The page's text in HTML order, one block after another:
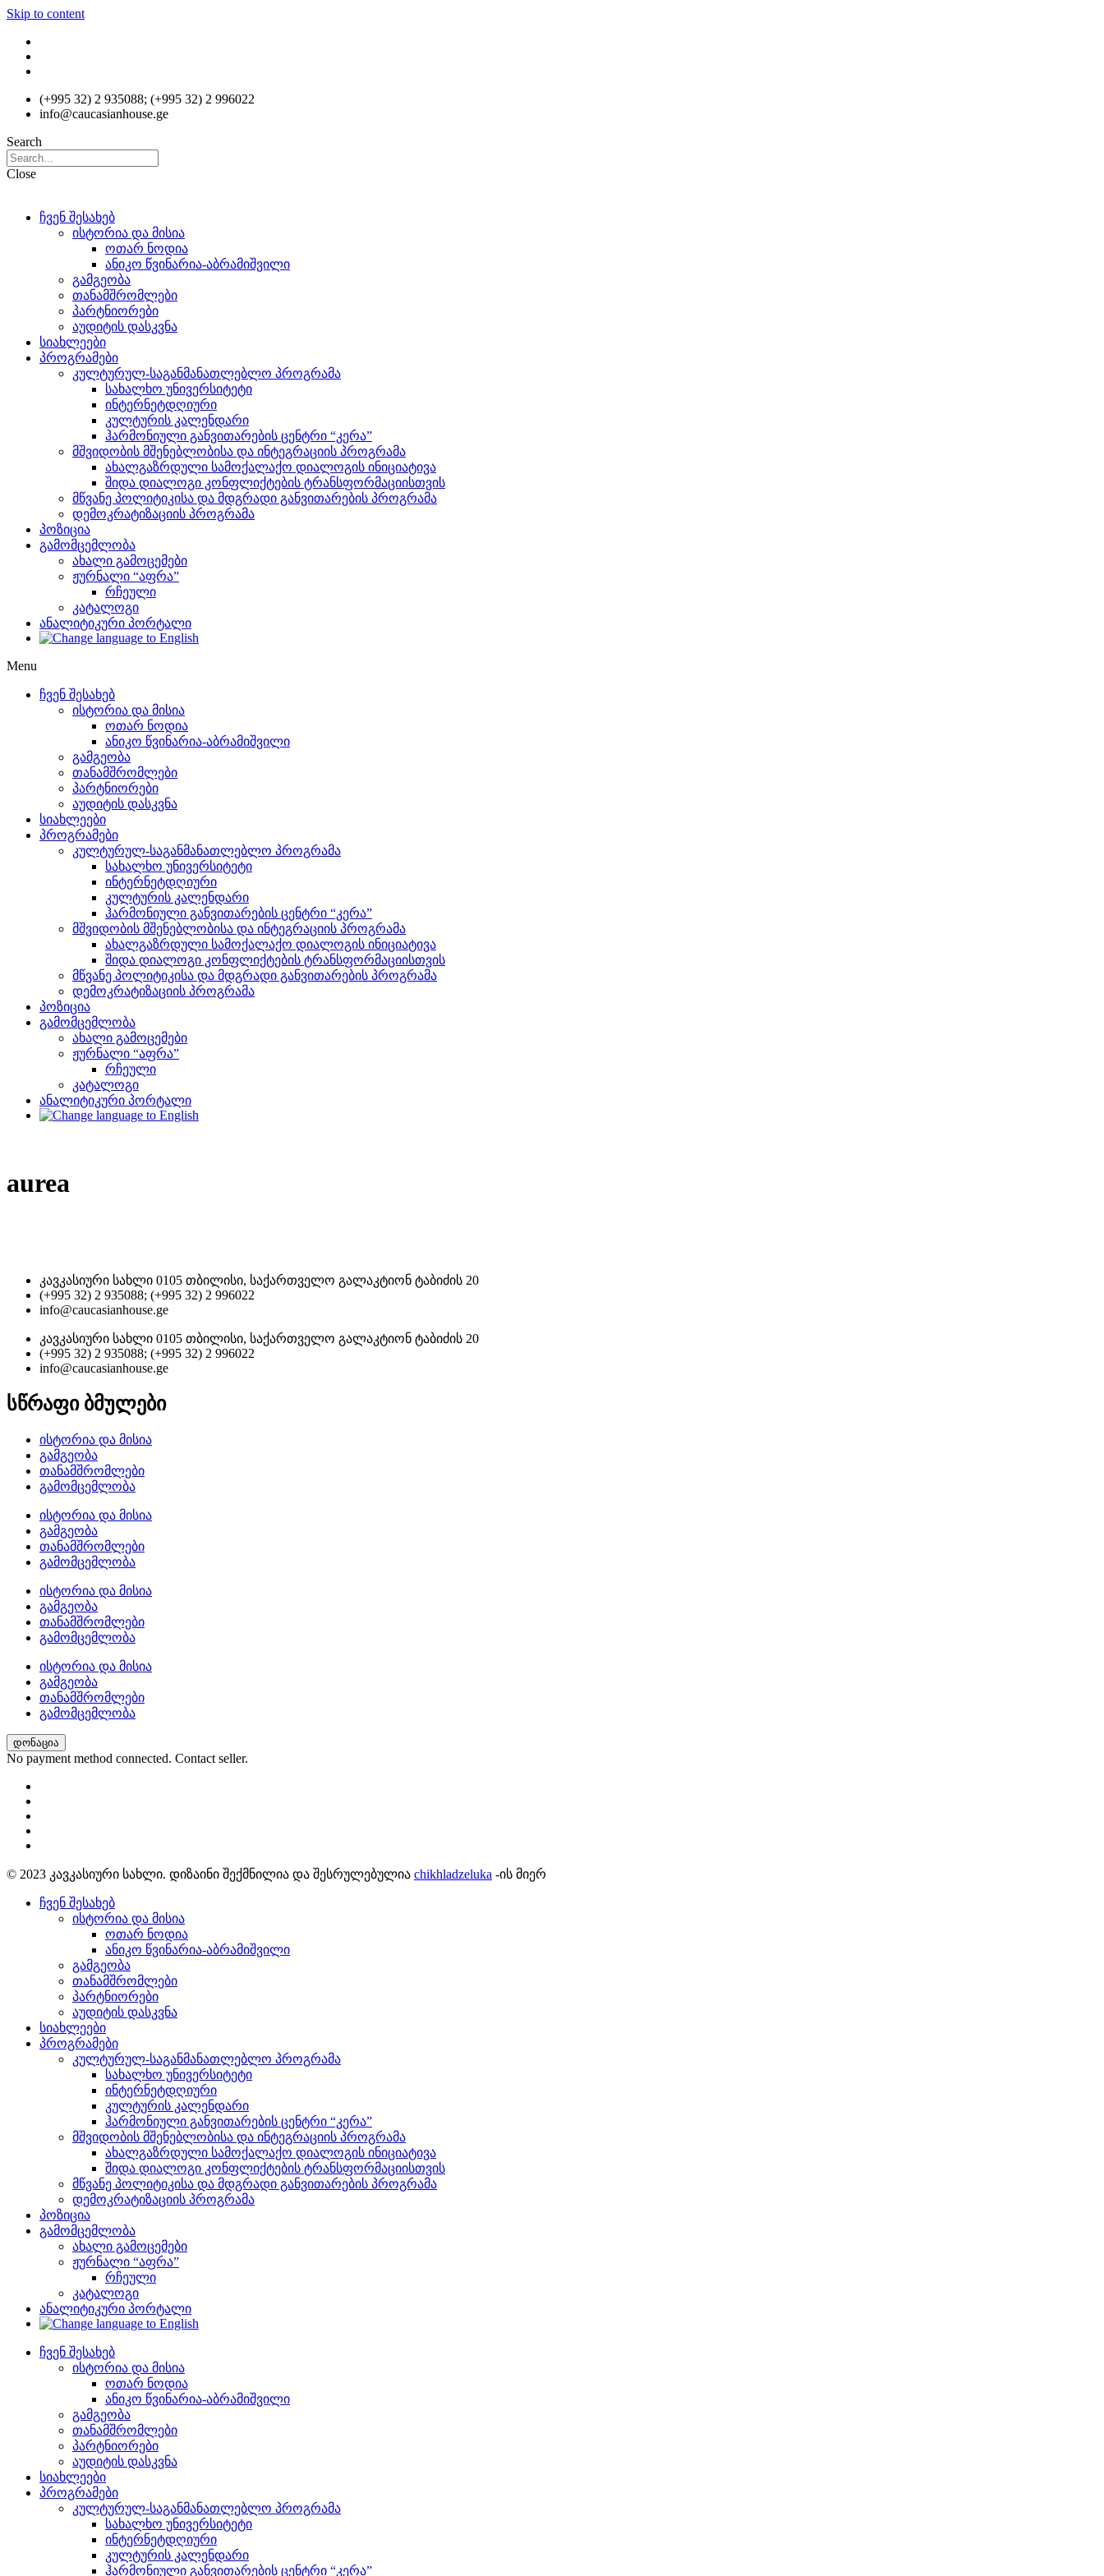
Skip to content
(+995 32) 2 935088; (+995 32) 2 996022
info@caucasianhouse.ge
Search
Close
ჩვენ შესახებ
ისტორია და მისია
ოთარ ნოდია
ანიკო წვინარია-აბრამიშვილი
გამგეობა
თანამშრომლები
პარტნიორები
აუდიტის დასკვნა
სიახლეები
პროგრამები
კულტურულ-საგანმანათლებლო პროგრამა
სახალხო უნივერსიტეტი
ინტერნეტდღიური
კულტურის კალენდარი
ჰარმონიული განვითარების ცენტრი “კერა”
მშვიდობის მშენებლობისა და ინტეგრაციის პროგრამა
ახალგაზრდული სამოქალაქო დიალოგის ინიციატივა
შიდა დიალოგი კონფლიქტების ტრანსფორმაციისთვის
მწვანე პოლიტიკისა და მდგრადი განვითარების პროგრამა
დემოკრატიზაციის პროგრამა
პოზიცია
გამომცემლობა
ახალი გამოცემები
ჟურნალი “აფრა”
რჩეული
კატალოგი
ანალიტიკური პორტალი
Menu
ჩვენ შესახებ
ისტორია და მისია
ოთარ ნოდია
ანიკო წვინარია-აბრამიშვილი
გამგეობა
თანამშრომლები
პარტნიორები
აუდიტის დასკვნა
სიახლეები
პროგრამები
კულტურულ-საგანმანათლებლო პროგრამა
სახალხო უნივერსიტეტი
ინტერნეტდღიური
კულტურის კალენდარი
ჰარმონიული განვითარების ცენტრი “კერა”
მშვიდობის მშენებლობისა და ინტეგრაციის პროგრამა
ახალგაზრდული სამოქალაქო დიალოგის ინიციატივა
შიდა დიალოგი კონფლიქტების ტრანსფორმაციისთვის
მწვანე პოლიტიკისა და მდგრადი განვითარების პროგრამა
დემოკრატიზაციის პროგრამა
პოზიცია
გამომცემლობა
ახალი გამოცემები
ჟურნალი “აფრა”
რჩეული
კატალოგი
ანალიტიკური პორტალი
aurea
კავკასიური სახლი 0105 თბილისი, საქართველო გალაკტიონ ტაბიძის 20
(+995 32) 2 935088; (+995 32) 2 996022
info@caucasianhouse.ge
კავკასიური სახლი 0105 თბილისი, საქართველო გალაკტიონ ტაბიძის 20
(+995 32) 2 935088; (+995 32) 2 996022
info@caucasianhouse.ge
სწრაფი ბმულები
ისტორია და მისია
გამგეობა
თანამშრომლები
გამომცემლობა
ისტორია და მისია
გამგეობა
თანამშრომლები
გამომცემლობა
ისტორია და მისია
გამგეობა
თანამშრომლები
გამომცემლობა
ისტორია და მისია
გამგეობა
თანამშრომლები
გამომცემლობა
დონაცია
No payment method connected. Contact seller.
© 2023 კავკასიური სახლი. დიზაინი შექმნილია და შესრულებულია chikhladzeluka -ის მიერ
ჩვენ შესახებ
ისტორია და მისია
ოთარ ნოდია
ანიკო წვინარია-აბრამიშვილი
გამგეობა
თანამშრომლები
პარტნიორები
აუდიტის დასკვნა
სიახლეები
პროგრამები
კულტურულ-საგანმანათლებლო პროგრამა
სახალხო უნივერსიტეტი
ინტერნეტდღიური
კულტურის კალენდარი
ჰარმონიული განვითარების ცენტრი “კერა”
მშვიდობის მშენებლობისა და ინტეგრაციის პროგრამა
ახალგაზრდული სამოქალაქო დიალოგის ინიციატივა
შიდა დიალოგი კონფლიქტების ტრანსფორმაციისთვის
მწვანე პოლიტიკისა და მდგრადი განვითარების პროგრამა
დემოკრატიზაციის პროგრამა
პოზიცია
გამომცემლობა
ახალი გამოცემები
ჟურნალი “აფრა”
რჩეული
კატალოგი
ანალიტიკური პორტალი
ჩვენ შესახებ
ისტორია და მისია
ოთარ ნოდია
ანიკო წვინარია-აბრამიშვილი
გამგეობა
თანამშრომლები
პარტნიორები
აუდიტის დასკვნა
სიახლეები
პროგრამები
კულტურულ-საგანმანათლებლო პროგრამა
სახალხო უნივერსიტეტი
ინტერნეტდღიური
კულტურის კალენდარი
ჰარმონიული განვითარების ცენტრი “კერა”